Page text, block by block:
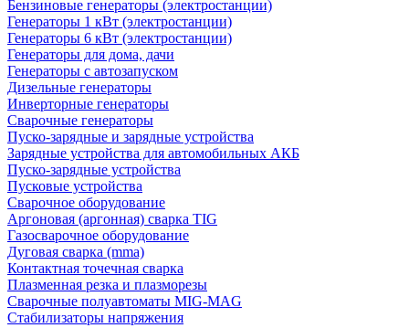
Бензиновые генераторы (электростанции)
Генераторы 1 кВт (электростанции)
Генераторы 6 кВт (электростанции)
Генераторы для дома, дачи
Генераторы с автозапуском
Дизельные генераторы
Инверторные генераторы
Сварочные генераторы
Пуско-зарядные и зарядные устройства
Зарядные устройства для автомобильных АКБ
Пуско-зарядные устройства
Пусковые устройства
Сварочное оборудование
Аргоновая (аргонная) сварка TIG
Газосварочное оборудование
Дуговая сварка (mma)
Контактная точечная сварка
Плазменная резка и плазморезы
Сварочные полуавтоматы MIG-MAG
Стабилизаторы напряжения